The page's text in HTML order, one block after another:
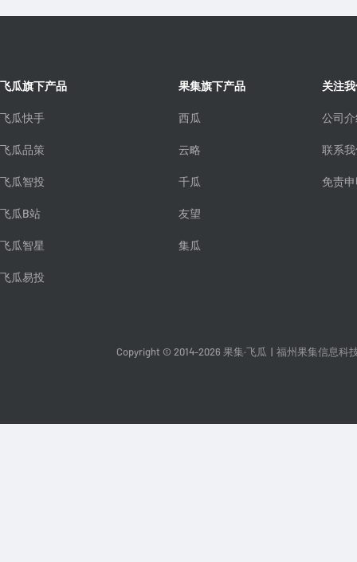
飞瓜旗下产品
飞瓜快手
飞瓜品策
飞瓜智投
飞瓜B站
飞瓜智星
飞瓜易投
果集旗下产品
西瓜
云略
千瓜
友望
集瓜
关注
公司
联系
免责
Copyright © 2014-2026 果集·飞瓜 福州果集信息科